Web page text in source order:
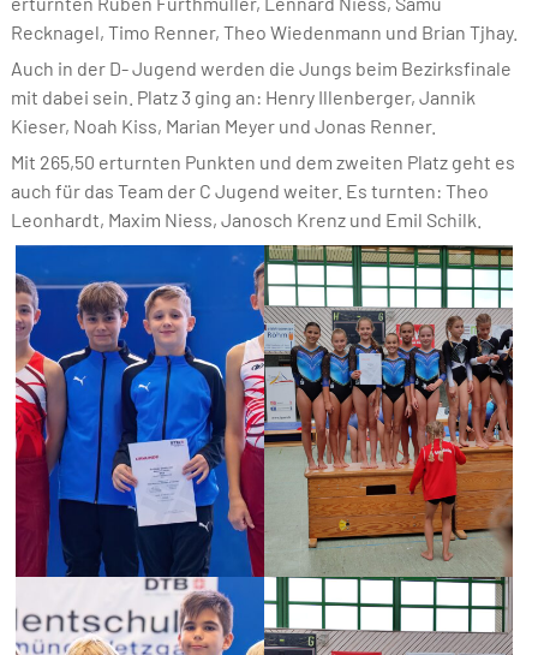
Recknagel, Timo Renner, Theo Wiedenmann und Brian Tjhay.
Auch in der D- Jugend werden die Jungs beim Bezirksfinale
mit dabei sein. Platz 3 ging an: Henry Illenberger, Jannik
Kieser, Noah Kiss, Marian Meyer und Jonas Renner.
Mit 265,50 erturnten Punkten und dem zweiten Platz geht es
auch für das Team der C Jugend weiter. Es turnten: Theo
Leonhardt, Maxim Niess, Janosch Krenz und Emil Schilk.